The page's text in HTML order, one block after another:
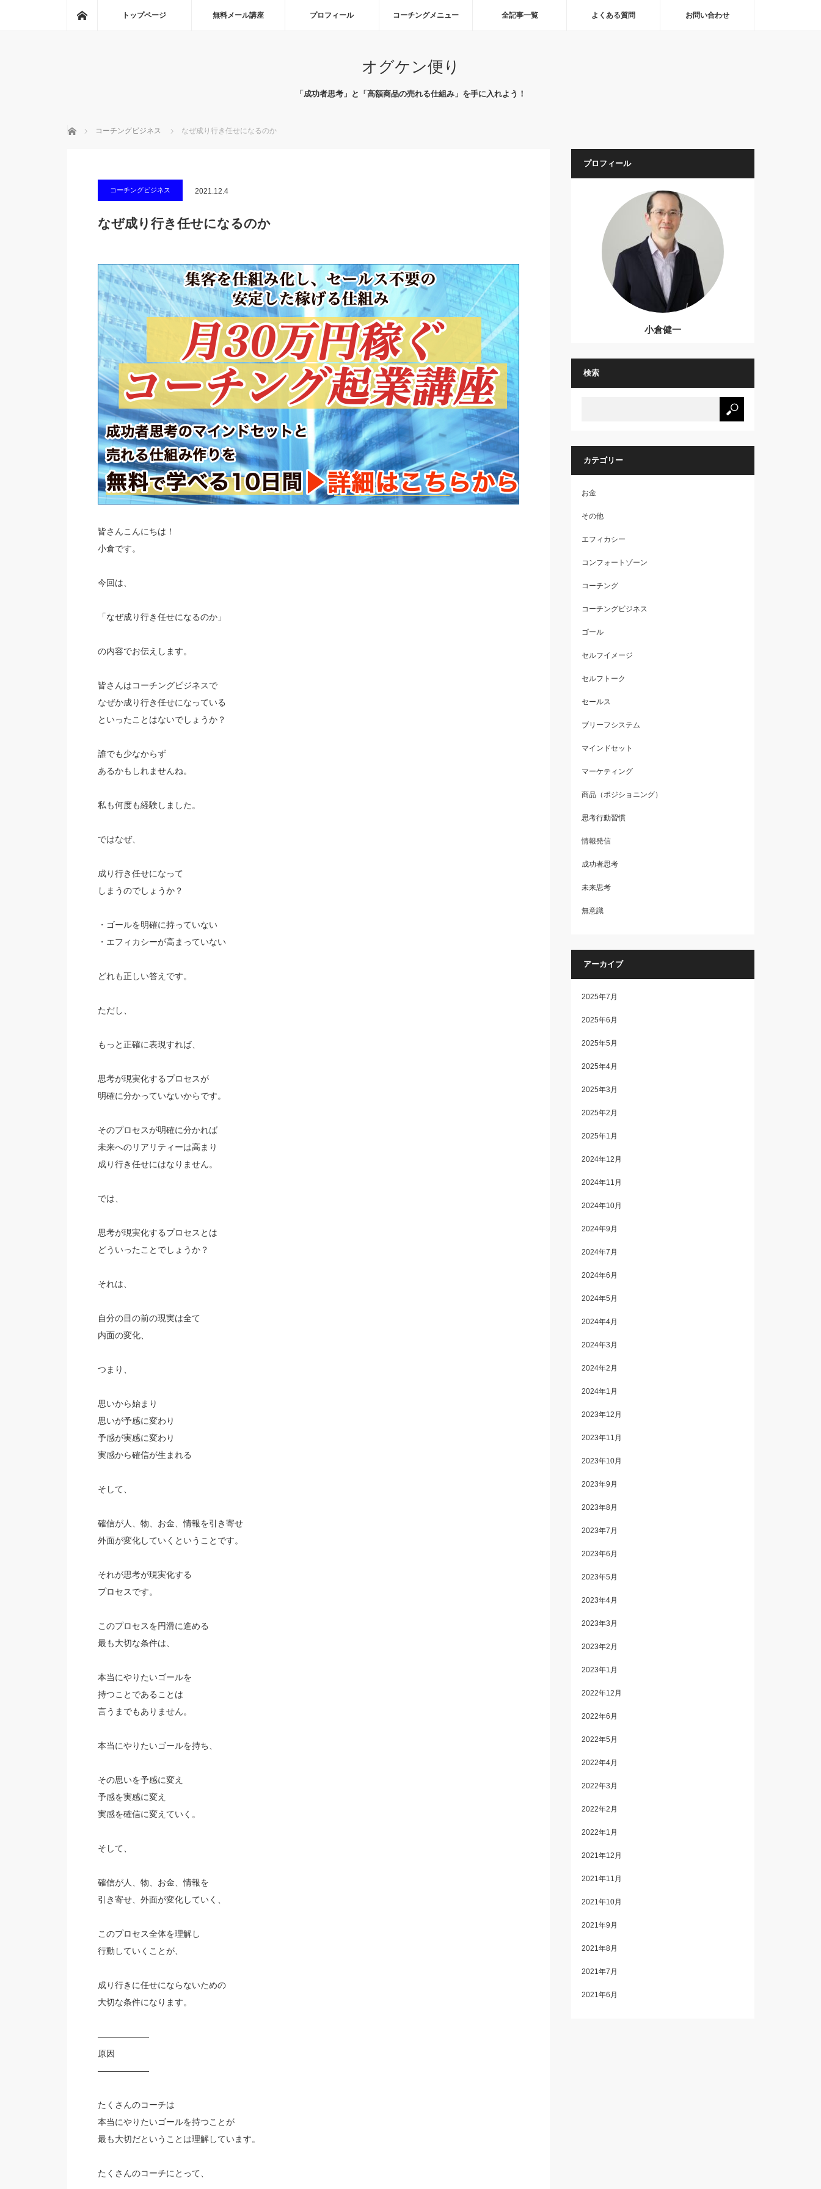
ホームトップページ 無料メール講座 プロフィール コーチングメニュー 全記事一覧 よくある質問 お問い合わせ
オグケン便り
「成功者思考」と「高額商品の売れる仕組み」を手に入れよう！
ホーム コーチングビジネス なぜ成り行き任せになるのか
コーチングビジネス 2021.12.4
なぜ成り行き任せになるのか
皆さんこんにちは！
小倉です。
今回は、
「なぜ成り行き任せになるのか」
の内容でお伝えします。
皆さんはコーチングビジネスで
なぜか成り行き任せになっている
といったことはないでしょうか？
誰でも少なからず
あるかもしれませんね。
私も何度も経験しました。
ではなぜ、
成り行き任せになって
しまうのでしょうか？
・ゴールを明確に持っていない
・エフィカシーが高まっていない
どれも正しい答えです。
ただし、
もっと正確に表現すれば、
思考が現実化するプロセスが
明確に分かっていないからです。
そのプロセスが明確に分かれば
未来へのリアリティーは高まり
成り行き任せにはなりません。
では、
思考が現実化するプロセスとは
どういったことでしょうか？
それは、
自分の目の前の現実は全て
内面の変化、
つまり、
思いから始まり
思いが予感に変わり
予感が実感に変わり
実感から確信が生まれる
そして、
確信が人、物、お金、情報を引き寄せ
外面が変化していくということです。
それが思考が現実化する
プロセスです。
このプロセスを円滑に進める
最も大切な条件は、
本当にやりたいゴールを
持つことであることは
言うまでもありません。
本当にやりたいゴールを持ち、
その思いを予感に変え
予感を実感に変え
実感を確信に変えていく。
そして、
確信が人、物、お金、情報を
引き寄せ、外面が変化していく、
このプロセス全体を理解し
行動していくことが、
成り行きに任せにならないための
大切な条件になります。
——————
原因
——————
たくさんのコーチは
本当にやりたいゴールを持つことが
最も大切だということは理解しています。
たくさんのコーチにとって、
プロフィール
小倉健一
検索
カテゴリー
お金
その他
エフィカシー
コンフォートゾーン
コーチング
コーチングビジネス
ゴール
セルフイメージ
セルフトーク
セールス
ブリーフシステム
マインドセット
マーケティング
商品（ポジショニング）
思考行動習慣
情報発信
成功者思考
未来思考
無意識
アーカイブ
2025年7月
2025年6月
2025年5月
2025年4月
2025年3月
2025年2月
2025年1月
2024年12月
2024年11月
2024年10月
2024年9月
2024年7月
2024年6月
2024年5月
2024年4月
2024年3月
2024年2月
2024年1月
2023年12月
2023年11月
2023年10月
2023年9月
2023年8月
2023年7月
2023年6月
2023年5月
2023年4月
2023年3月
2023年2月
2023年1月
2022年12月
2022年6月
2022年5月
2022年4月
2022年3月
2022年2月
2022年1月
2021年12月
2021年11月
2021年10月
2021年9月
2021年8月
2021年7月
2021年6月